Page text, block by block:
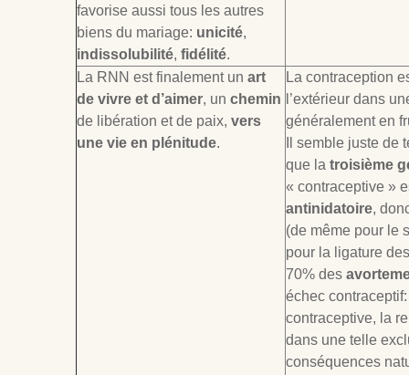
favorise aussi tous les autres
biens du mariage: unicité,
indissolubilité, fidélité.
La RNN est finalement un art
de vivre et d’aimer, un chemin
de libération et de paix, vers
une vie en plénitude.
La contraception
l’extérieur dans
généralement en
Il semble juste de
que la troisième
« contraceptive »
antinidatoire,
(de même pour le
pour la ligature
70% des
échec
contraceptive, la
dans une telle
conséquences